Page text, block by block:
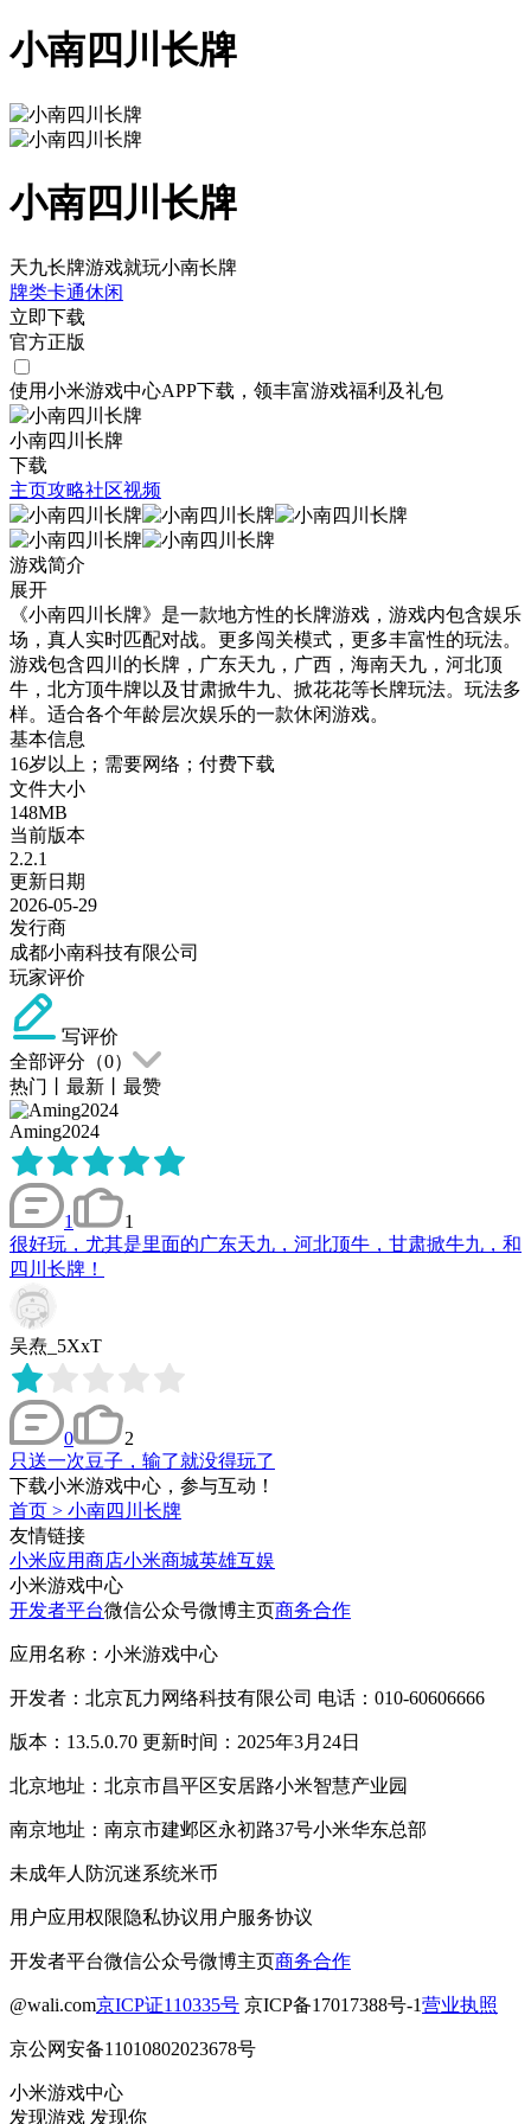
小南四川长牌
小南四川长牌
天九长牌游戏就玩小南长牌
牌类卡通休闲
立即下载
官方正版
使用小米游戏中心APP下载 ，领丰富游戏福利 及礼包
小南四川长牌
下载
主页攻略社区视频
游戏简介
展开
《小南四川长牌》是一款地方性的长牌游戏，游戏内包含娱乐
场，真人实时匹配对战。更多闯关模式，更多丰富性的玩法。
游戏包含四川的长牌，广东天九，广西，海南天九，河北顶
牛，北方顶牛牌以及甘肃掀牛九、掀花花等长牌玩法。玩法多
样。适合各个年龄层次娱乐的一款休闲游戏。
基本信息
16岁以上；需要网络；付费下载
文件大小
148MB
当前版本
2.2.1
更新日期
2026-05-29
发行商
成都小南科技有限公司
玩家评价
写评价
全部评分（0）
热门
最新 最赞
Aming2024
1
1
很好玩，尤其是里面的广东天九，河北顶牛，甘肃掀牛九，和
四川长牌！
吴焘_5XxT
0
2
只送一次豆子，输了就没得玩了
下载小米游戏中心，参与互动！
首页 > 小南四川长牌
友情链接
小米应用商店小米商城英雄互娱
小米游戏中心
开发者平台微信公众号微博主页商务合作
应用名称：小米游戏中心
开发者：北京瓦力网络科技有限公司 电话：010-60606666
版本：13.5.0.70 更新时间：2025年3月24日
北京地址：北京市昌平区安居路小米智慧产业园
南京地址：南京市建邺区永初路37号小米华东总部
未成年人防沉迷系统米币
用户应用权限隐私协议用户服务协议
开发者平台微信公众号微博主页商务合作
@wali.com京ICP证110335号 京ICP备17017388号-1营业执照
京公网安备11010802023678号
小米游戏中心
发现游戏 发现你